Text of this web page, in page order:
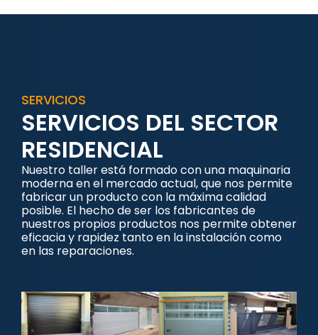
SERVICIOS
SERVICIOS DEL SECTOR
RESIDENCIAL
Nuestro taller está formado con una maquinaria
moderna en el mercado actual, que nos permite
fabricar un producto con la máxima calidad
posible. El hecho de ser los fabricantes de
nuestros propios productos nos permite obtener
eficacia y rapidez tanto en la instalación como
en las reparaciones.